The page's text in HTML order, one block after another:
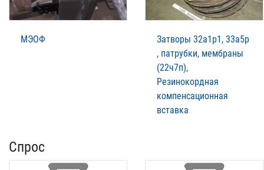
МЭОФ
Затворы 32а1р1, 33а5р
, патрубки, мембраны
(22ч7п),
Резинокордная
компенсационная
вставка
Спрос